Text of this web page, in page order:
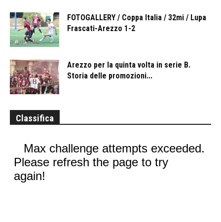
FOTOGALLERY / Coppa Italia / 32mi / Lupa
Frascati-Arezzo 1-2
Arezzo per la quinta volta in serie B.
Storia delle promozioni...
Classifica